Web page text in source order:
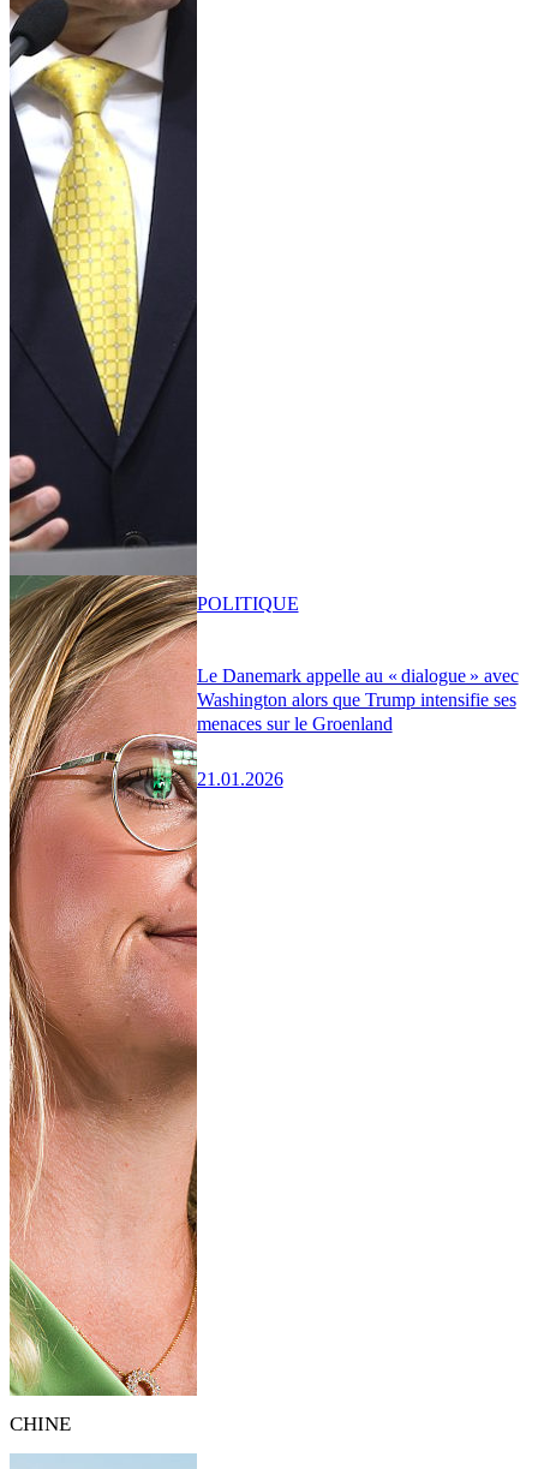
Le Danemark appelle au « dialogue » avec
Washington alors que Trump intensifie ses
menaces sur le Groenland
21.01.2026
POLITIQUE
CHINE